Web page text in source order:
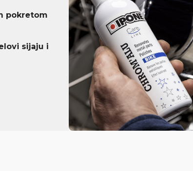
pokretom
sijaju i